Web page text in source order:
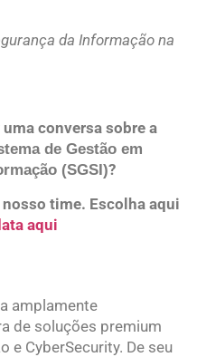
da Informação na
conversa sobre a
de Gestão em
(SGSI)?
time. Escolha aqui
aqui
amplamente
de soluções premium
e CyberSecurity. De seu